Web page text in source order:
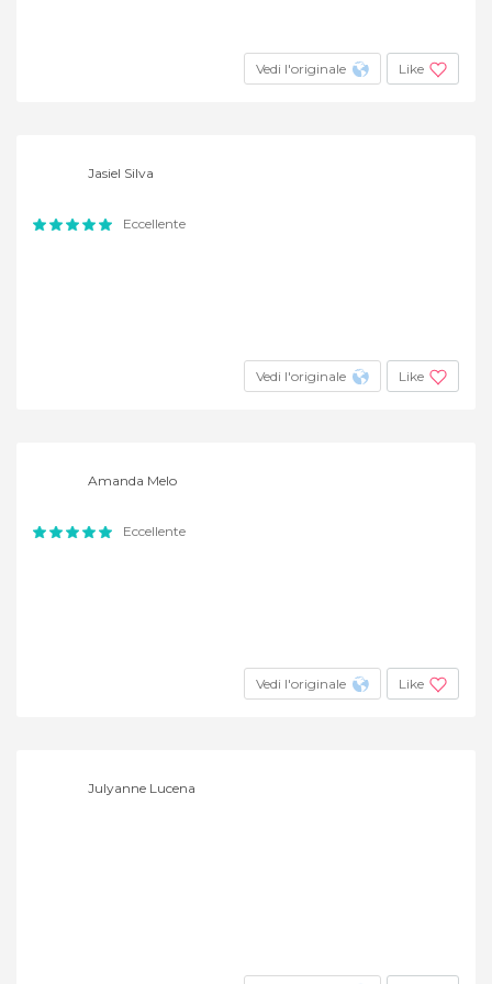
Vedi l'originale Like
Jasiel Silva
Eccellente
Vedi l'originale Like
Amanda Melo
Eccellente
Vedi l'originale Like
Julyanne Lucena